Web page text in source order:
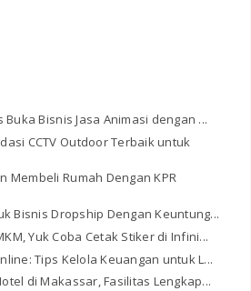
Buka Bisnis Jasa Animasi dengan ...
CCTV Outdoor Terbaik untuk
Membeli Rumah Dengan KPR
Bisnis Dropship Dengan Keuntung...
Yuk Coba Cetak Stiker di Infini...
Tips Kelola Keuangan untuk L...
di Makassar, Fasilitas Lengkap...